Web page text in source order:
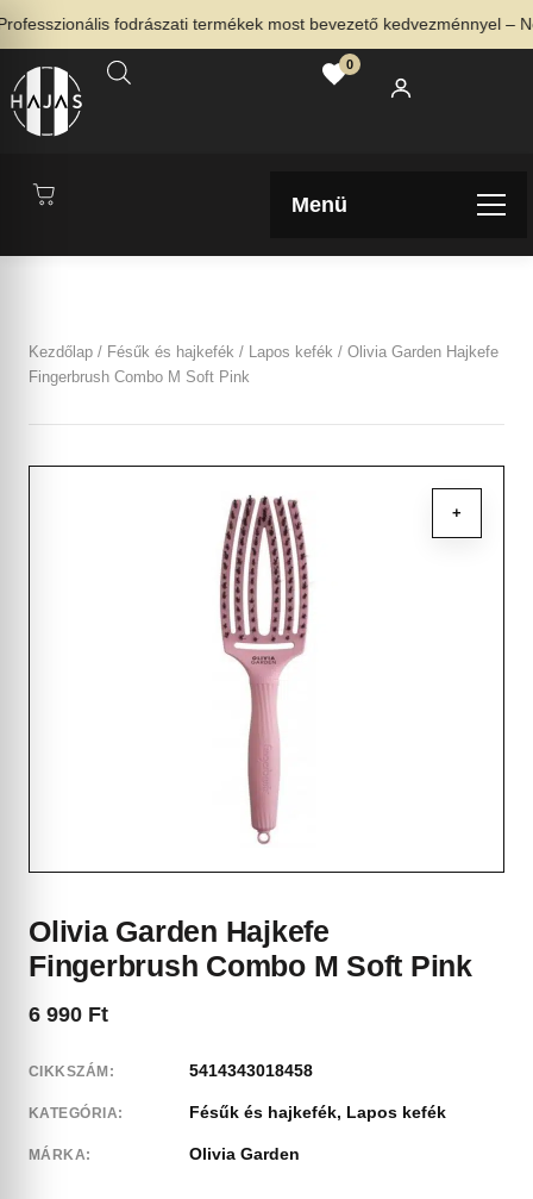
fodrászati termékek most bevezető kedvezménnyel –
0
Menü
Kezdőlap / Fésűk és hajkefék / Lapos kefék / Olivia Garden Hajkefe
Fingerbrush Combo M Soft Pink
+
Olivia Garden Hajkefe
Fingerbrush Combo M Soft Pink
6 990 Ft
CIKKSZÁM: 5414343018458
KATEGÓRIA: Fésűk és hajkefék, Lapos kefék
MÁRKA: Olivia Garden